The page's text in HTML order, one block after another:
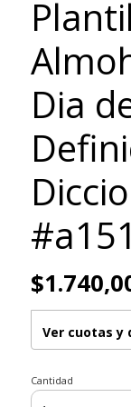
Dia
#a151
Ver cuotas y
Cantidad